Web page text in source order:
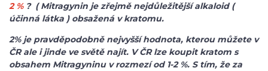
2 %? ( Mitragynin je zřejmě nejdůležitější alkaloid (
účinná látka ) obsažená v kratomu.
2% je pravděpodobně nejvyšší hodnota, kterou můžete v
ČR ale i jinde ve světě najít. V ČR lze koupit kratom s
obsahem Mitragyninu v rozmezí od 1-2 %. S tím, že za